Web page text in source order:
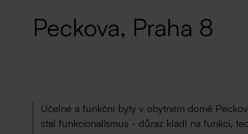
Peckova, Praha 8
Účelné a funkční byty v obytném domě
stal funkcionalismus - důraz kladl na funkci,